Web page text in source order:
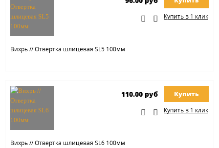
Вихрь // Отвертка шлицевая SL5 100мм
Купить в 1 клик
Вихрь // Отвертка шлицевая SL6 100мм
110.00 руб Купить
Купить в 1 клик